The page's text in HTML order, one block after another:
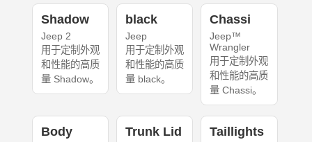
Shadow
Jeep 2
用于定制外观
和性能的高质
量 Shadow。
black
Jeep
用于定制外观
和性能的高质
量 black。
Chassi
Jeep™
Wrangler
用于定制外观
和性能的高质
量 Chassi。
Body Trunk Lid Taillights